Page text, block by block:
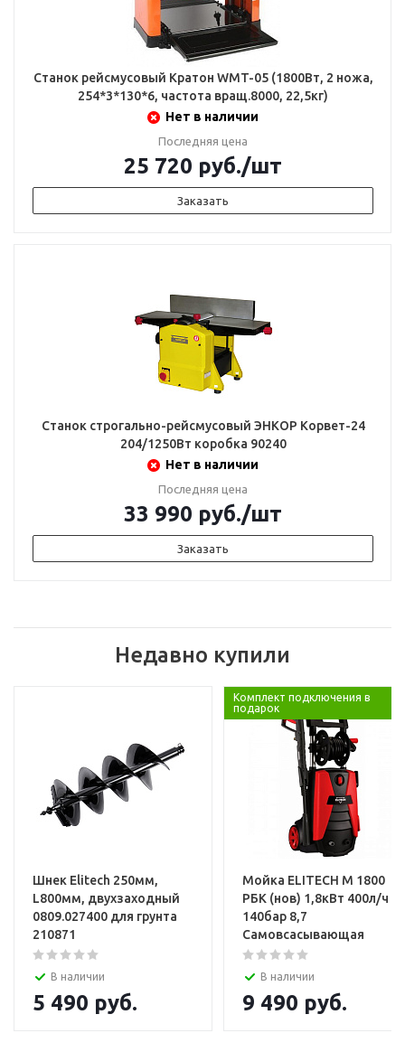
Станок рейсмусовый Кратон WMT-05 (1800Вт, 2 ножа,
254*3*130*6, частота вращ.8000, 22,5кг)
Нет в наличии
Последняя цена
25 720 руб./шт
Заказать
Станок строгально-рейсмусовый ЭНКОР Корвет-24
204/1250Вт коробка 90240
Нет в наличии
Последняя цена
33 990 руб./шт
Заказать
Недавно купили
Шнек Elitech 250мм,
L800мм, двухзаходный
0809.027400 для грунта
210871
В наличии
5 490 руб.
Комплект подключения в
подарок
Мойка ELITECH М 1800
РБК (нов) 1,8кВт 400л/ч
140бар 8,7
Самовсасывающая
В наличии
9 490 руб.